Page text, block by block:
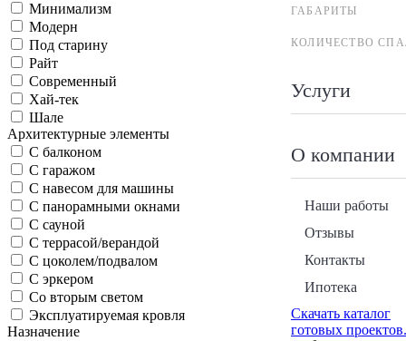
ГАБАРИТЫ
КОЛИЧЕСТВО
Услуги
О компании
Наши работы
Отзывы
Контакты
Ипотека
Скачать каталог
готовых
Минимализм
Модерн
Под старину
Райт
Современный
Хай-тек
Шале
Архитектурные элементы
С балконом
С гаражом
С навесом для машины
С панорамными окнами
С сауной
С террасой/верандой
С цоколем/подвалом
С эркером
Со вторым светом
Эксплуатируемая кровля
Назначение